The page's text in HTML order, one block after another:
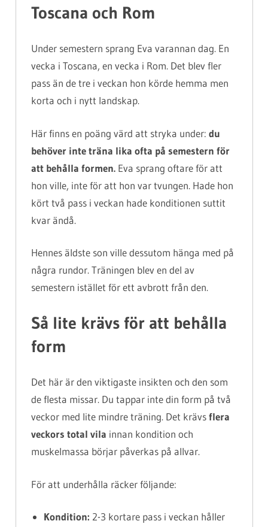
Toscana och Rom
Under semestern sprang Eva varannan dag. En
vecka i Toscana, en vecka i Rom. Det blev fler
pass än de tre i veckan hon körde hemma men
korta och i nytt landskap.
Här finns en poäng värd att stryka under: du
behöver inte träna lika ofta på semestern för
att behålla formen. Eva sprang oftare för att
hon ville, inte för att hon var tvungen. Hade hon
kört två pass i veckan hade konditionen suttit
kvar ändå.
Hennes äldste son ville dessutom hänga med på
några rundor. Träningen blev en del av
semestern istället för ett avbrott från den.
Så lite krävs för att behålla
form
Det här är den viktigaste insikten och den som
de flesta missar. Du tappar inte din form på två
veckor med lite mindre träning. Det krävsflera
veckors total vila innan kondition och
muskelmassa börjar påverkas på allvar.
För att underhålla räcker följande:
Kondition: 2-3 kortare pass i veckan håller